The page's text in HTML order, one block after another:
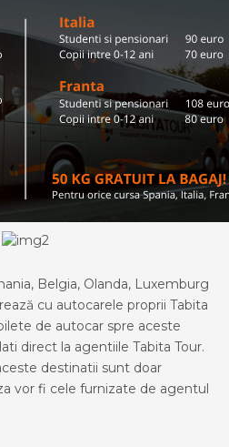
Belgia, Olanda, Luxemburg
cu autocarele proprii Tabita
de autocar spre aceste
direct la agentiile Tabita Tour.
destinatii sunt doar
vor fi cele furnizate de agentul